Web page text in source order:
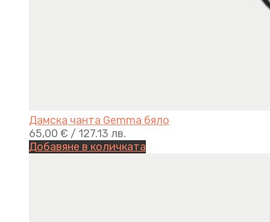
Дамска чанта Gemma бяло
65,00 € / 127.13 лв.
Добавяне в количката